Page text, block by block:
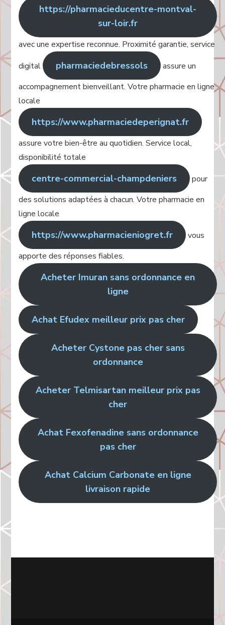
https://pharmacieducentre-montval-
sur-loir.fr
avec une expertise reconnue. Proximité garantie, service
digital
pharmaciedebressols
assure un
accompagnement bienveillant. Votre pharmacie en ligne
locale
https://www.pharmaciedeperignat.fr
assure votre bien-être au quotidien. Service local,
disponibilité totale
centre-commercial-champdeniers
pour
des solutions adaptées à chacun. Votre pharmacie en
ligne locale
https://www.pharmacieniogret.fr
vous
apporte des réponses fiables.
Acheter Imuran sans ordonnance en
ligne
Achat Efudex meilleur prix pas cher
Acheter Cystone pas cher sans
ordonnance
Acheter Telmisartan meilleur prix pas
cher
Achat Fexofenadine sans ordonnance
pas cher
Achat Calcium Carbonate en ligne
livraison rapide